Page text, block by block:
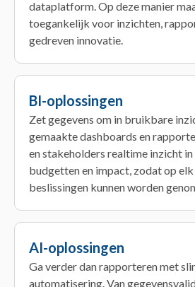
dataplatform. Op deze manier
toegankelijk voor inzichten,
gedreven innovatie.
BI-oplossingen
Zet gegevens om in bruikbare
gemaakte dashboards en
en stakeholders realtime inzicht
budgetten en impact, zodat op
beslissingen kunnen worden
AI-oplossingen
Ga verder dan rapporteren met
automatisering. Van